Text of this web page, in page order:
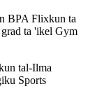
BPA Flixkun ta
ta 'ikel Gym